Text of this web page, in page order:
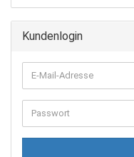
Kundenlogin
E-
Mail-
Adresse
Passwort